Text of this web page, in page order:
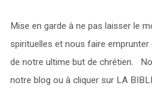
Mise en garde à ne pas laisser le
spirituelles et nous faire
de notre ultime but de chrétien.
notre blog ou à cliquer sur LA